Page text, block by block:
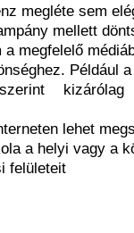
megléte sem
mellett
megfelelő
Például
lehet
a helyi vagy a
felületeit